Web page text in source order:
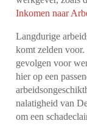
Inkomen naar
Langdurige
komt zelden
gevolgen voor
hier op een
nalatigheid van
om een